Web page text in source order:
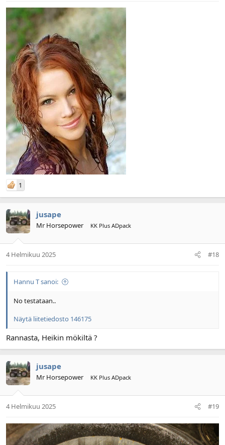
1
jusape
Mr Horsepower KK Plus ADpack
4 Helmikuu 2025 #18
Hannu T sanoi:
No testataan..
Näytä liitetiedosto 146175
Rannasta, Heikin mökiltä ?
jusape
Mr Horsepower KK Plus ADpack
4 Helmikuu 2025 #19